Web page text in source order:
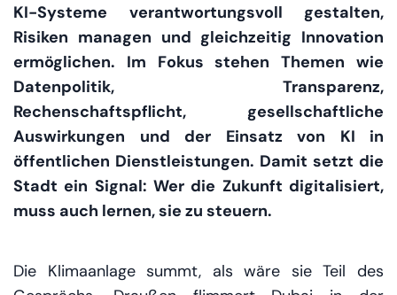
KI-Systeme verantwortungsvoll gestalten,
Risiken managen und gleichzeitig Innovation
ermöglichen. Im Fokus stehen Themen wie
Datenpolitik, Transparenz,
Rechenschaftspflicht, gesellschaftliche
Auswirkungen und der Einsatz von KI in
öffentlichen Dienstleistungen. Damit setzt die
Stadt ein Signal: Wer die Zukunft digitalisiert,
muss auch lernen, sie zu steuern.
Die Klimaanlage summt, als wäre sie Teil des